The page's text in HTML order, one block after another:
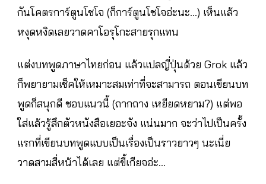
กันโคตรการ์ตูนโชโจ (ก็การ์ตูนโชโจอ่ะนะ…) เห็นแล้ว
หงุดหงิดเลยวาดคาโอรุโกะสายรุกแทน
แต่งบทพูดภาษาไทยก่อน แล้วแปลญี่ปุ่นด้วย Grok แล้ว
ก็พยายามเช็คให้เหมาะสมเท่าที่จะสามารถ ตอนเขียนบท
พูดก็สนุกดี ชอบแนวนี้ (ถากถาง เหยียดหยาม?) แต่พอ
ใส่แล้วรู้สึกตัวหนังสือเยอะจัง แน่นมาก จะว่าไปเป็นครั้ง
แรกที่เขียนบทพูดแบบเป็นเรื่องเป็นราวยาวๆ นะเนี่ย
วาดสามสี่หน้าได้เลย แต่ขี้เกียจอ่ะ…